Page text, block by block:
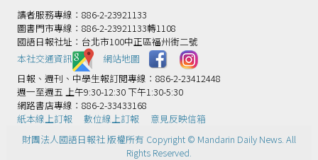
讀者服務專線：886-2-23921133
圖書門市專線：886-2-23921133轉1108
國語日報社址：台北市100中正區福州街二號
本社交通資訊️
網站地圖
日報、週刊、中學生報訂閱專線：886-2-23412448
週一至週五 上午9:30-12:30 下午1:30-5:30
網路書店專線：886-2-33433168
紙本線上訂報
數位線上訂報
意見反映信箱
財團法人國語日報社 版權所有 Copyright © Mandarin Daily News. All
Rights Reserved.